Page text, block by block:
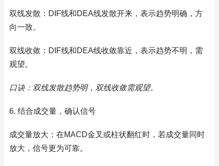
双线发散：DIF线和DEA线发散开来，表示趋势明确，方
向一致。
双线收敛：DIF线和DEA线收敛靠近，表示趋势不明，需
观望。
口诀：双线发散趋势明，双线收敛需观望。
6. 结合成交量，确认信号
成交量放大：在MACD金叉或柱状翻红时，若成交量同时
放大，信号更为可靠。